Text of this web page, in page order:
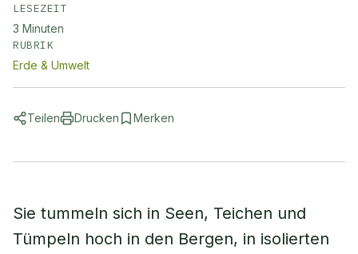
LESEZEIT
3 Minuten
RUBRIK
Erde & Umwelt
Teilen Drucken Merken
Sie tummeln sich in Seen, Teichen und
Tümpeln hoch in den Bergen, in isolierten